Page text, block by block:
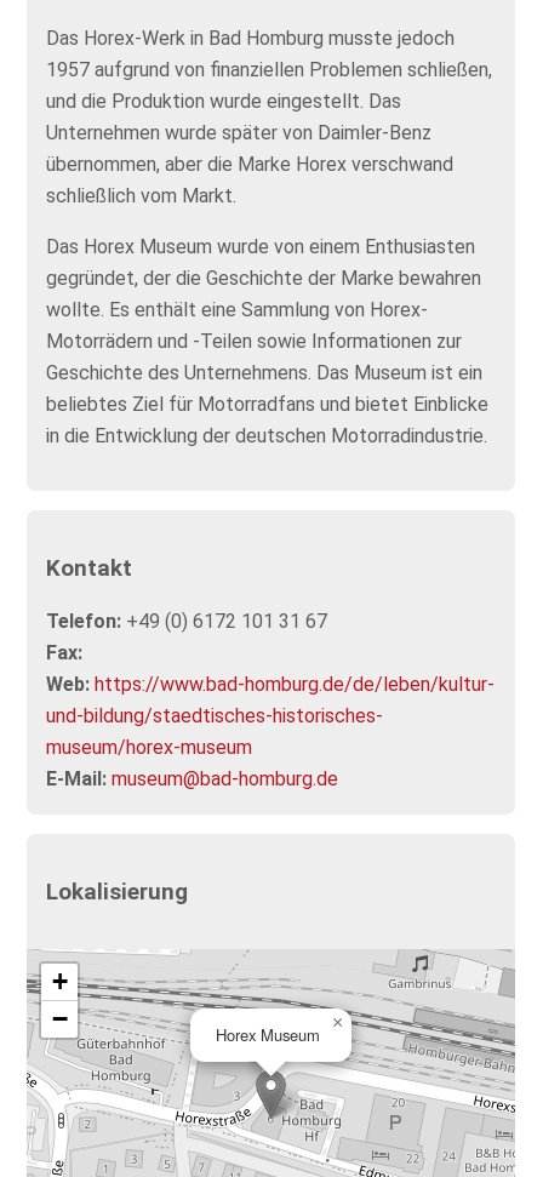
Das Horex-Werk in Bad Homburg musste jedoch
1957 aufgrund von finanziellen Problemen schließen,
und die Produktion wurde eingestellt. Das
Unternehmen wurde später von Daimler-Benz
übernommen, aber die Marke Horex verschwand
schließlich vom Markt.
Das Horex Museum wurde von einem Enthusiasten
gegründet, der die Geschichte der Marke bewahren
wollte. Es enthält eine Sammlung von Horex-
Motorrädern und -Teilen sowie Informationen zur
Geschichte des Unternehmens. Das Museum ist ein
beliebtes Ziel für Motorradfans und bietet Einblicke
in die Entwicklung der deutschen Motorradindustrie.
Kontakt
Telefon: +49 (0) 6172 101 31 67
Fax:
Web: https://www.bad-homburg.de/de/leben/kultur-
und-bildung/staedtisches-historisches-
museum/horex-museum
E-Mail: museum@bad-homburg.de
Lokalisierung
Horex Museum
×
+
−